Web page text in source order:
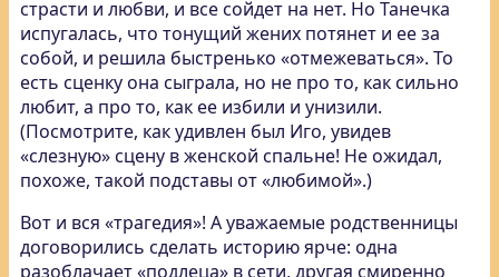
страсти и любви, и все сойдет на нет. Но Танечка
испугалась, что тонущий жених потянет и ее за
собой, и решила быстренько «отмежеваться». То
есть сценку она сыграла, но не про то, как сильно
любит, а про то, как ее избили и унизили.
(Посмотрите, как удивлен был Иго, увидев
«слезную» сцену в женской спальне! Не ожидал,
похоже, такой подставы от «любимой».)
Вот и вся «трагедия»! А уважаемые родственницы
договорились сделать историю ярче: одна
разоблачает «подлеца» в сети, другая смиренно